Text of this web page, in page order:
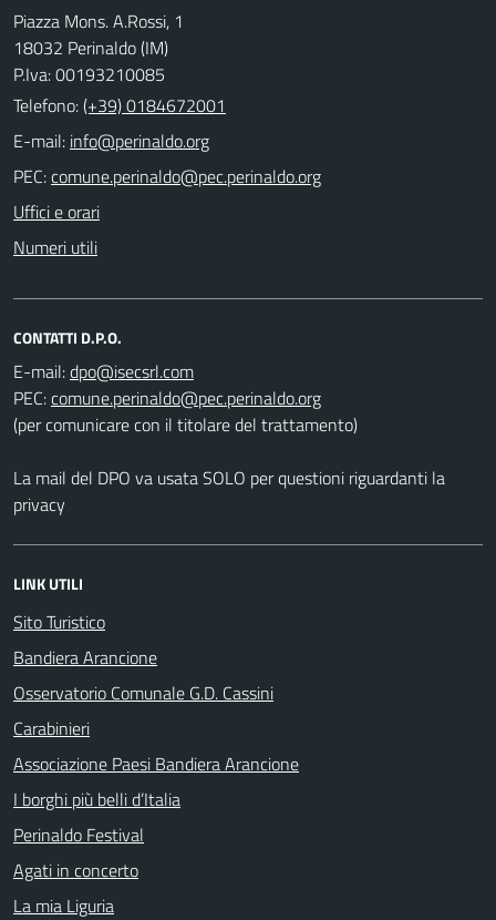
Piazza Mons. A.Rossi, 1
18032 Perinaldo (IM)
P.Iva: 00193210085
Telefono:(+39) 0184672001
E-mail:
PEC:
Uffici e orari
Numeri utili
CONTATTI D.P.O.
E-mail:
PEC:
(per comunicare con il titolare del trattamento)
La mail del DPO va usata SOLO per questioni riguardanti la
privacy
LINK UTILI
Sito Turistico
Bandiera Arancione
Osservatorio Comunale G.D. Cassini
Carabinieri
Associazione Paesi Bandiera Arancione
I borghi più belli d’Italia
Perinaldo Festival
Agati in concerto
La mia Liguria